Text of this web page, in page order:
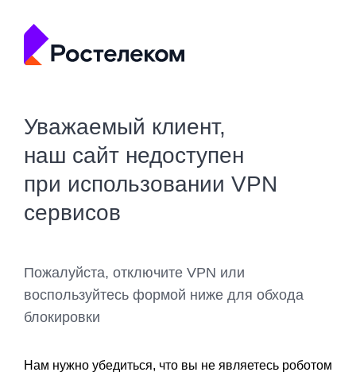
Уважаемый клиент,
наш сайт недоступен
при использовании VPN
сервисов
Пожалуйста, отключите VPN или
воспользуйтесь формой ниже для обхода
блокировки
Нам нужно убедиться, что вы не являетесь роботом